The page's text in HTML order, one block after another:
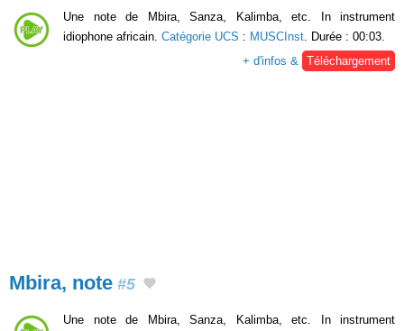
Une note de Mbira, Sanza, Kalimba, etc. In instrument
idiophone africain. Catégorie UCS : MUSCInst. Durée : 00:03.
+ d'infos & Téléchargement
Mbira, note #5
Une note de Mbira, Sanza, Kalimba, etc. In instrument